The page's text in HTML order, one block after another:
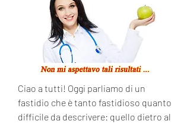
Ciao a tutti! Oggi parliamo di un
fastidio che è tanto fastidioso quanto
difficile da descrivere: quello dietro al